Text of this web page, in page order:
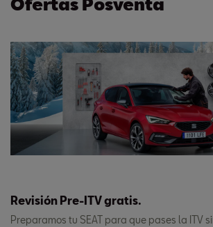
Revisión Pre-ITV gratis.
Preparamos tu SEAT para que pases la ITV